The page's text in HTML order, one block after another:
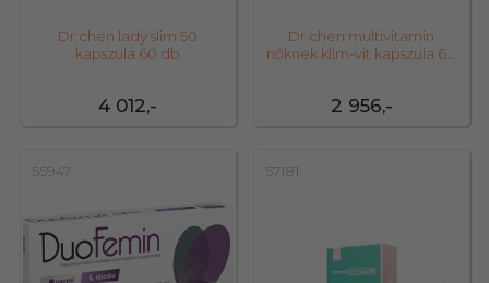
4 012,-
Dr.chen lady slim 50
kapszula 60 db
2 956,-
Dr.chen multivitamin
nőknek klim-vit kapszula 60
55947 57181